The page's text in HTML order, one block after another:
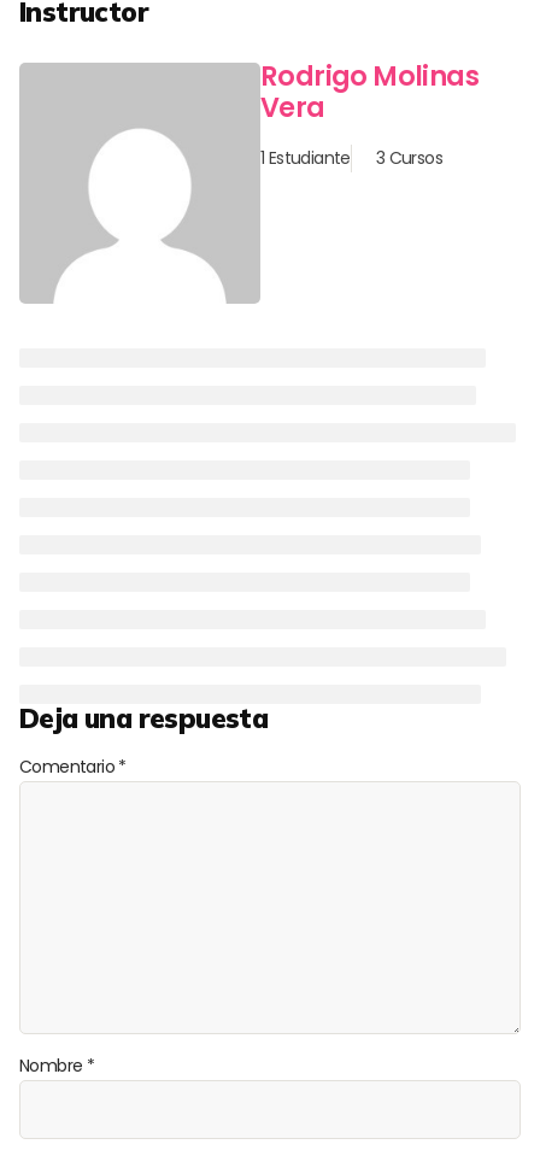
Instructor
Rodrigo Molinas
Vera
1 Estudiante 3 Cursos
Deja una respuesta
Comentario *
Nombre *